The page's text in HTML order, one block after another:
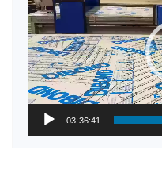
03:36:41